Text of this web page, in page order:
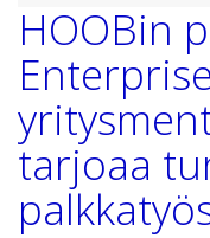
HOOBin
tarjoaa